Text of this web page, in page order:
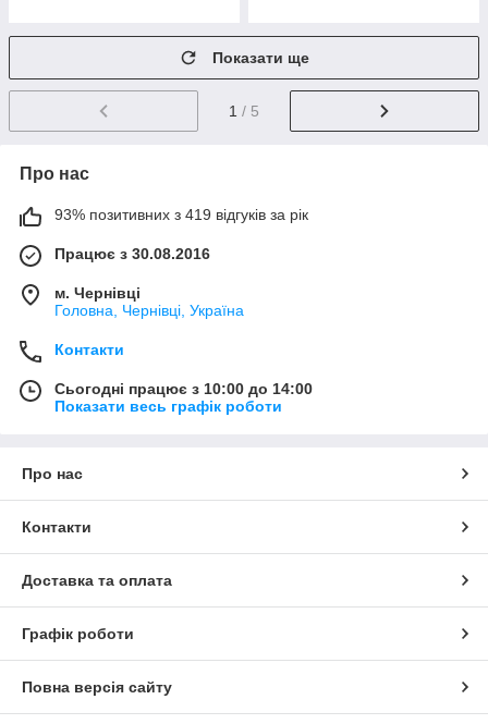
Показати ще
1 / 5
Про нас
93% позитивних з 419 відгуків за рік
Працює з 30.08.2016
м. Чернівці
Головна, Чернівці, Україна
Контакти
Сьогодні працює з 10:00 до 14:00
Показати весь графік роботи
Про нас
Контакти
Доставка та оплата
Графік роботи
Повна версія сайту